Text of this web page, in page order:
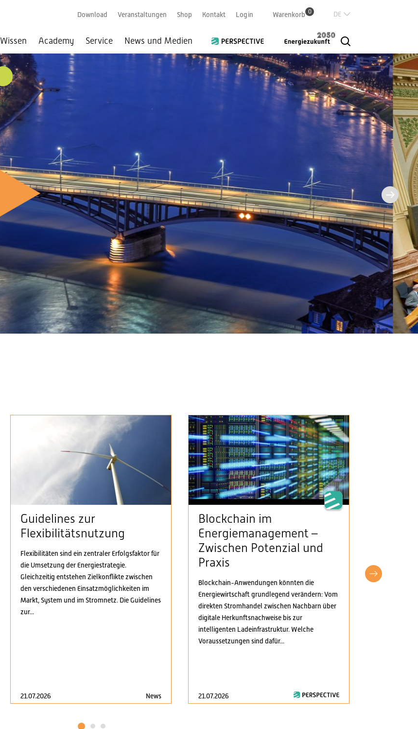
Wissen Academy Service News und Medien
Download Veranstaltungen Shop Kontakt Login Warenkorb 0
Guidelines zur
Flexibilitätsnutzung
Flexibilitäten sind ein zentraler Erfolgsfaktor für
die Umsetzung der Energiestrategie.
Gleichzeitig entstehen Zielkonflikte zwischen
den verschiedenen Einsatzmöglichkeiten im
Markt, System und im Stromnetz. Die Guidelines
zur...
21.07.2026 News
Blockchain im
Energiemanagement –
Zwischen Potenzial und
Praxis
Blockchain-Anwendungen könnten die
Energiewirtschaft grundlegend verändern: Vom
direkten Stromhandel zwischen Nachbarn über
digitale Herkunftsnachweise bis zur
intelligenten Ladeinfrastruktur. Welche
Voraussetzungen sind dafür...
21.07.2026
fordert
1 2 3